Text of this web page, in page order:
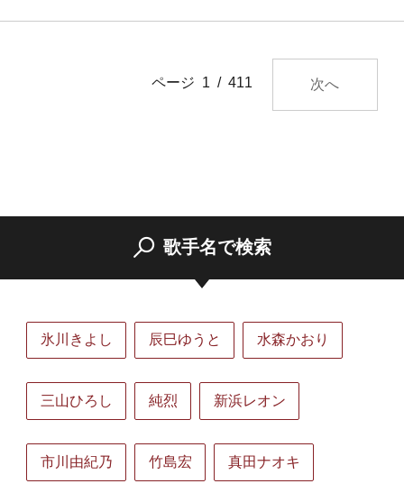
ページ 1 / 411 次へ
歌手名で検索
氷川きよし 辰巳ゆうと 水森かおり
三山ひろし 純烈 新浜レオン
市川由紀乃 竹島宏 真田ナオキ